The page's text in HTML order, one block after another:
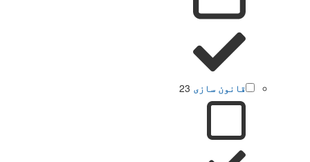
قانون سازی 23